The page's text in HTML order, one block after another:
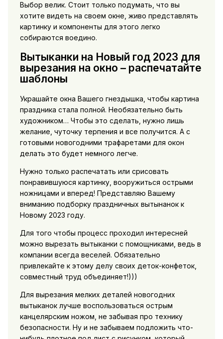
Выбор велик. Стоит только подумать, что вы
хотите видеть на своем окне, живо представлять
картинку и компоненты для этого легко
собираются воедино.
Вытыканки на Новый год 2023 для
вырезания на окно – распечатайте
шаблоны
Украшайте окна Вашего гнездышка, чтобы картина
праздника стала полной. Необязательно быть
художником… Чтобы это сделать, нужно лишь
желание, чуточку терпения и все получится. А с
готовыми новогодними трафаретами для окон
делать это будет немного легче.
Нужно только распечатать или срисовать
понравившуюся картинку, вооружиться острыми
ножницами и вперед! Представляю Вашему
вниманию подборку праздничных вытынанок к
Новому 2023 году.
Для того чтобы процесс проходил интересней
можно вырезать вытыканки с помощниками, ведь в
компании всегда веселей. Обязательно
привлекайте к этому делу своих деток-конфеток,
совместный труд объединяет!)))
Для вырезания мелких деталей новогодних
вытыканок лучше воспользоваться острым
канцелярским ножом, не забывая про технику
безопасности. Ну и не забываем подложить что-